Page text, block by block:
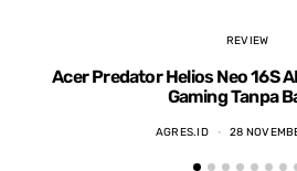
REVIEW
Acer Predator Helios Neo 16S
Gaming Tanpa
AGRES.ID 28